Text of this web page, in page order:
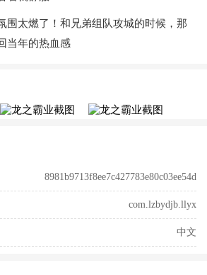
围太燃了！和兄弟组队攻城的时候，那
当年的热血感
8981b9713f8ee7c427783e80c03ee54d
com.lzbydjb.llyx
中文